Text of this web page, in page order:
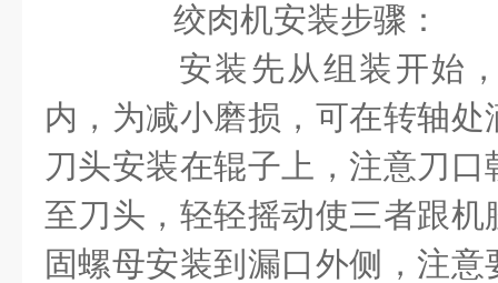
绞肉机安装步骤：
安装先从组装开始，
内，为减小磨损，可在转轴
刀头安装在辊子上，注意刀
至刀头，轻轻摇动使三者跟
固螺母安装到漏口外侧，注